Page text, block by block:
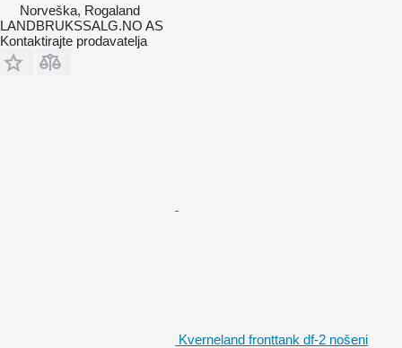
Norveška, Rogaland
LANDBRUKSSALG.NO AS
Kontaktirajte prodavatelja
Kverneland fronttank df-2 nošeni